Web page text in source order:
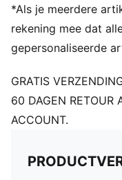
*Als je meerdere
rekening mee dat
gepersonaliseerde
GRATIS
60 DAGEN RETOUR
ACCOUNT.